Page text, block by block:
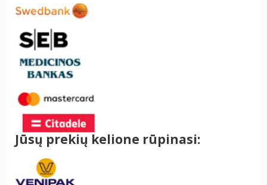
Jūsų prekių kelione rūpinasi: